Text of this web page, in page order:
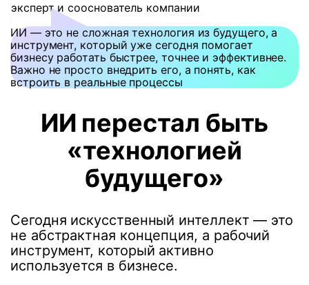
эксперт и сооснователь компании
ИИ — это не сложная технология из будущего, а
инструмент, который уже сегодня помогает
бизнесу работать быстрее, точнее и эффективнее.
Важно не просто внедрить его, а понять, как
встроить в реальные процессы
ИИ перестал быть
«технологией
будущего»
Сегодня искусственный интеллект — это
не абстрактная концепция, а рабочий
инструмент, который активно
используется в бизнесе.